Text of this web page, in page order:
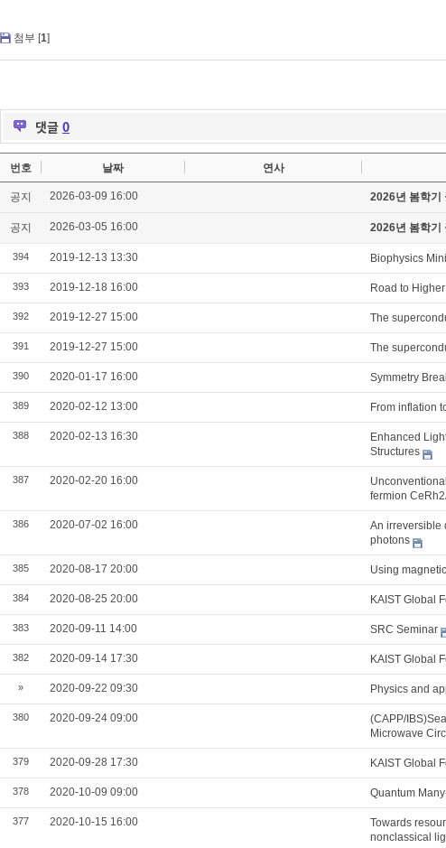
첨부 [1]
댓글 0
번호 날짜 연사
공지 2026-03-09 16:00 2026년 봄학기
공지 2026-03-05 16:00 2026년 봄학기
394 2019-12-13 13:30 Biophysics
393 2019-12-18 16:00 Road to
392 2019-12-27 15:00 The
391 2019-12-27 15:00 The
390 2020-01-17 16:00 Symmetry
389 2020-02-12 13:00 From inflation
388 2020-02-13 16:30
Enhanced
Structures
387 2020-02-20 16:00
fermion
386 2020-07-02 16:00
An irreversible
photons
385 2020-08-17 20:00 Using
384 2020-08-25 20:00 KAIST Global
383 2020-09-11 14:00 SRC Seminar
382 2020-09-14 17:30 KAIST Global
» 2020-09-22 09:30 Physics and
380 2020-09-24 09:00
(CAPP/
Microwave
379 2020-09-28 17:30 KAIST Global
378 2020-10-09 09:00 Quantum
377 2020-10-15 16:00
Towards
nonclassical